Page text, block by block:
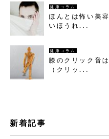
健康コラム
ほんとは怖い美
いほうれ...
健康コラム
膝のクリック音
（クリッ...
新着記事